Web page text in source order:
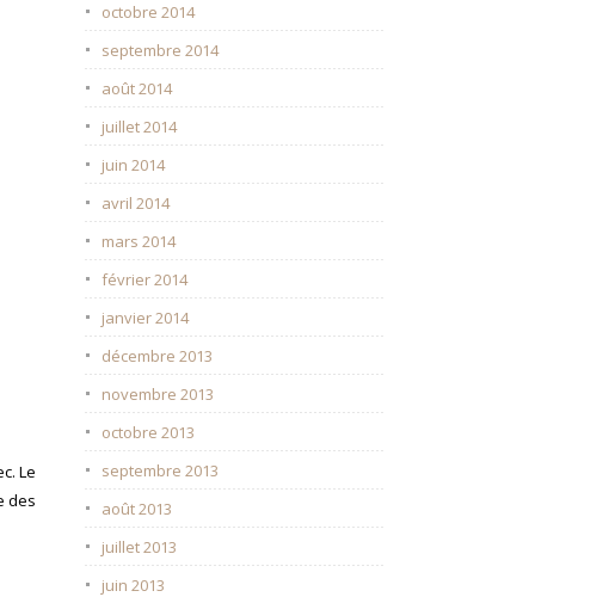
Le
des
octobre 2014
septembre 2014
août 2014
juillet 2014
juin 2014
avril 2014
mars 2014
février 2014
janvier 2014
décembre 2013
novembre 2013
octobre 2013
septembre 2013
août 2013
juillet 2013
juin 2013